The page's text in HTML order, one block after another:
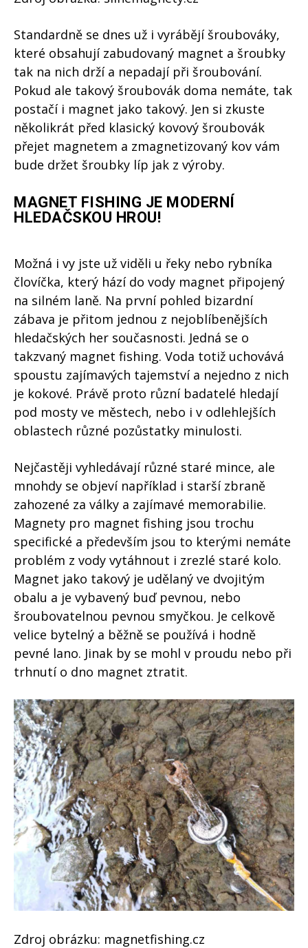
Standardně se dnes už i vyrábějí šroubováky,
které obsahují zabudovaný magnet a šroubky
tak na nich drží a nepadají při šroubování.
Pokud ale takový šroubovák doma nemáte, tak
postačí i magnet jako takový. Jen si zkuste
několikrát před klasický kovový šroubovák
přejet magnetem a zmagnetizovaný kov vám
bude držet šroubky líp jak z výroby.
MAGNET FISHING JE MODERNÍ
HLEDAČSKOU HROU!
Možná i vy jste už viděli u řeky nebo rybníka
človíčka, který hází do vody magnet připojený
na silném laně. Na první pohled bizardní
zábava je přitom jednou z nejoblíbenějších
hledačských her současnosti. Jedná se o
takzvaný magnet fishing. Voda totiž uchovává
spoustu zajímavých tajemství a nejedno z nich
je kokové. Právě proto různí badatelé hledají
pod mosty ve městech, nebo i v odlehlejších
oblastech různé pozůstatky minulosti.
Nejčastěji vyhledávají různé staré mince, ale
mnohdy se objeví například i starší zbraně
zahozené za války a zajímavé memorabilie.
Magnety pro magnet fishing jsou trochu
specifické a především jsou to kterými nemáte
problém z vody vytáhnout i zrezlé staré kolo.
Magnet jako takový je udělaný ve dvojitým
obalu a je vybavený buď pevnou, nebo
šroubovatelnou pevnou smyčkou. Je celkově
velice bytelný a běžně se používá i hodně
pevné lano. Jinak by se mohl v proudu nebo při
trhnutí o dno magnet ztratit.
Zdroj obrázku: magnetfishing.cz